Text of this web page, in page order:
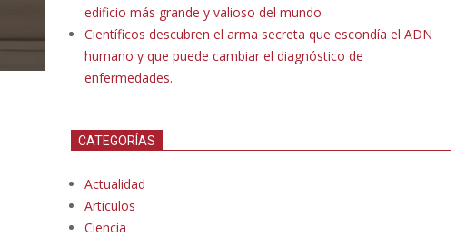
edificio más grande y valioso del mundo
Científicos descubren el arma secreta que escondía el ADN
humano y que puede cambiar el diagnóstico de
enfermedades.
CATEGORÍAS
Actualidad
Artículos
Ciencia